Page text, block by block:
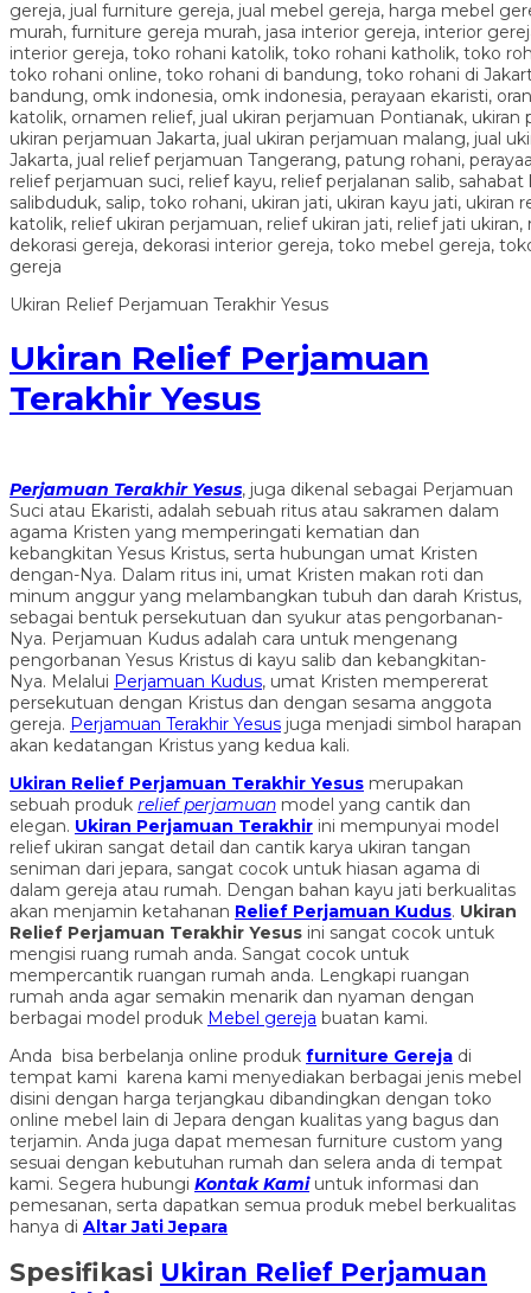
Ukiran Relief Perjamuan Terakhir Yesus
Ukiran Relief Perjamuan
Terakhir Yesus
Perjamuan Terakhir Yesus, juga dikenal sebagai Perjamuan
Suci atau Ekaristi, adalah sebuah ritus atau sakramen dalam
agama Kristen yang memperingati kematian dan
kebangkitan Yesus Kristus, serta hubungan umat Kristen
dengan-Nya. Dalam ritus ini, umat Kristen makan roti dan
minum anggur yang melambangkan tubuh dan darah Kristus,
sebagai bentuk persekutuan dan syukur atas pengorbanan-
Nya. Perjamuan Kudus adalah cara untuk mengenang
pengorbanan Yesus Kristus di kayu salib dan kebangkitan-
Nya. Melalui Perjamuan Kudus, umat Kristen mempererat
persekutuan dengan Kristus dan dengan sesama anggota
gereja. Perjamuan Terakhir Yesus juga menjadi simbol harapan
akan kedatangan Kristus yang kedua kali.
Ukiran Relief Perjamuan Terakhir Yesus merupakan
sebuah produk relief perjamuan model yang cantik dan
elegan. Ukiran Perjamuan Terakhir ini mempunyai model
relief ukiran sangat detail dan cantik karya ukiran tangan
seniman dari jepara, sangat cocok untuk hiasan agama di
dalam gereja atau rumah. Dengan bahan kayu jati berkualitas
akan menjamin ketahanan Relief Perjamuan Kudus. Ukiran
Relief Perjamuan Terakhir Yesus ini sangat cocok untuk
mengisi ruang rumah anda. Sangat cocok untuk
mempercantik ruangan rumah anda. Lengkapi ruangan
rumah anda agar semakin menarik dan nyaman dengan
berbagai model produk Mebel gereja buatan kami.
Anda bisa berbelanja online produk furniture Gereja di
tempat kami karena kami menyediakan berbagai jenis mebel
disini dengan harga terjangkau dibandingkan dengan toko
online mebel lain di Jepara dengan kualitas yang bagus dan
terjamin. Anda juga dapat memesan furniture custom yang
sesuai dengan kebutuhan rumah dan selera anda di tempat
kami. Segera hubungi Kontak Kamiuntuk informasi dan
pemesanan, serta dapatkan semua produk mebel berkualitas
hanya di Altar Jati Jepara
Spesifikasi Ukiran Relief Perjamuan